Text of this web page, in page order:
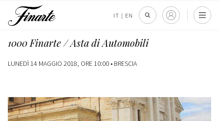
IT | EN
1000 Finarte / Asta di Automobili
LUNEDÌ 14 MAGGIO 2018, ORE 10:00 • BRESCIA